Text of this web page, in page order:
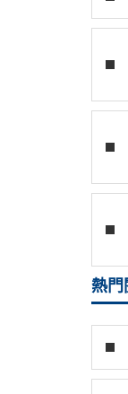
熱門